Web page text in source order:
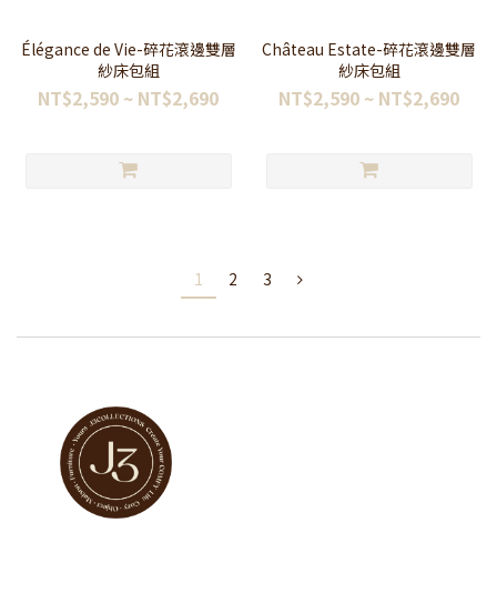
Élégance de Vie-碎花滾邊雙層
紗床包組
NT$2,590 ~ NT$2,690
Château Estate-碎花滾邊雙層
紗床包組
NT$2,590 ~ NT$2,690
1 2 3